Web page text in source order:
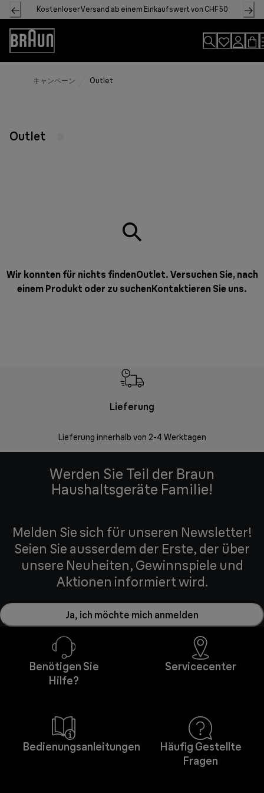
Skip
to
Content
Kostenloser Versand ab einem Einkaufswert von CHF 50
Accessibility
Statement
キャンペーン Outlet
Outlet
Wir konnten für nichts findenOutlet. Versuchen Sie, nach
einem Produkt oder zu suchenKontaktieren Sie uns.
Lieferung
Lieferung innerhalb von 2-4 Werktagen
Werden Sie Teil der Braun
Haushaltsgeräte Familie!
Melden Sie sich für unseren Newsletter!
Seien Sie ausserdem der Erste, der über
unsere Neuheiten, Gewinnspiele und
Aktionen informiert wird.
Ja, ich möchte mich anmelden
Benötigen Sie
Hilfe?
Servicecenter
Bedienungsanleitungen
Häufig Gestellte
Fragen